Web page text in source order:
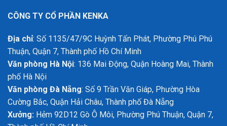
CÔNG TY CỔ PHẦN KENKA
Địa chỉ: Số 1135/47/9C Huỳnh Tấn Phát, Phường Phú Phú
Thuận, Quận 7, Thành phố Hồ Chí Minh
Văn phòng Hà Nội: 136 Mai Động, Quận Hoàng Mai, Thành
phố Hà Nội
Văn phòng Đà Nẵng: Số 9 Trần Văn Giáp, Phường Hòa
Cường Bắc, Quận Hải Châu, Thành phố Đà Nẵng
Xưởng: Hẻm 92D12 Gò Ô Môi, Phường Phú Thuận, Quận 7,